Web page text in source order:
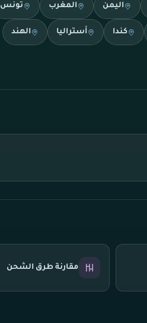
اليمن المغرب تونس
كندا أستراليا الهند
مقارنة طرق الشحن